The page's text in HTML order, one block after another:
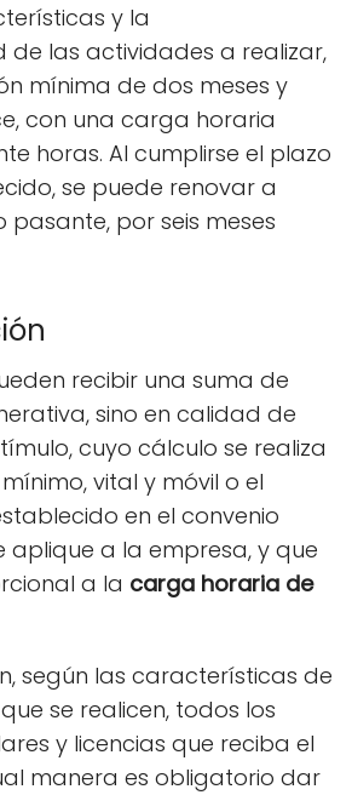
y la
de las actividades a realizar,
mínima de dos meses y
con una carga horaria
horas. Al cumplirse el plazo
se puede renovar a
pasante, por seis meses
recibir una suma de
sino en calidad de
cuyo cálculo se realiza
vital y móvil o el
en el convenio
aplique a la empresa, y que
a la carga horaria de
según las características de
se realicen, todos los
y licencias que reciba el
manera es obligatorio dar